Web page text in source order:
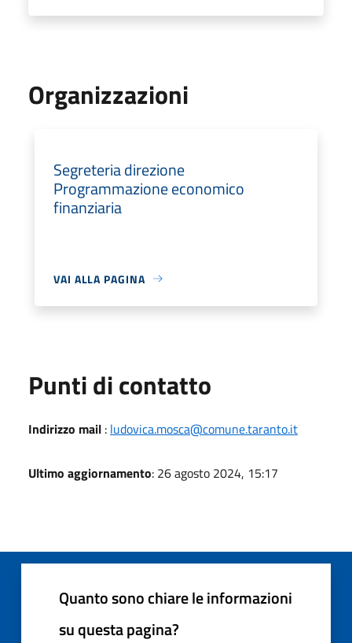
Organizzazioni
Segreteria direzione
Programmazione economico
finanziaria
VAI ALLA PAGINA
Punti di contatto
Indirizzo mail : ludovica.mosca@comune.taranto.it
Ultimo aggiornamento: 26 agosto 2024, 15:17
Quanto sono chiare le informazioni
su questa pagina?